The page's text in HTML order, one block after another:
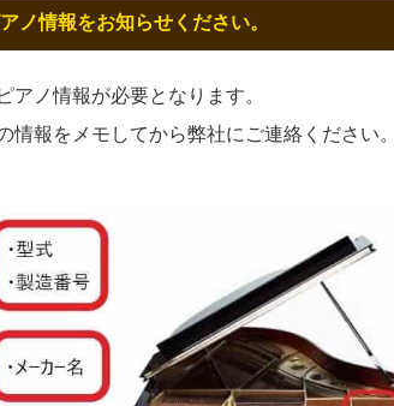
ノ情報をお知らせください。
アノ情報が必要となります。
情報をメモしてから弊社にご連絡ください